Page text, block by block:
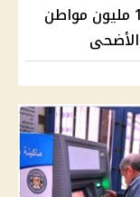
معاشات يونيو 2026.. صرف مبكر لـ11.5 مليون مواطن